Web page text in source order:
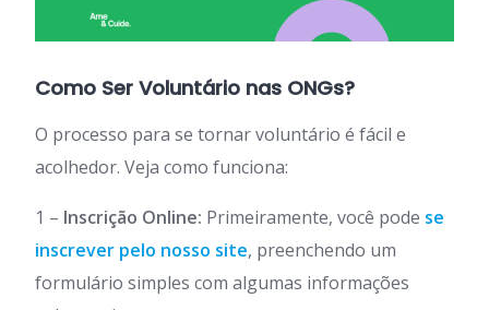
Como Ser Voluntário nas ONGs?
O processo para se tornar voluntário é fácil e
acolhedor. Veja como funciona:
1 – Inscrição Online: Primeiramente, você pode se
inscrever pelo nosso site, preenchendo um
formulário simples com algumas informações